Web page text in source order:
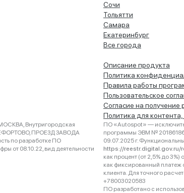
Сочи
Тольятти
Самара
Екатеринбург
Все города
Описание продукта
Политика
Правила работы
Пользовательское
Согласие на получение
Политика для
Внутригородская
ПРОЕЗД ЗАВОДА
по разработке ПО
от 08.10.22, вид деятельности
ПО «Autospot» —
программы ЭВМ №
09.07.2025 г.
https://
как процент (от 2,5% до
как фиксированный платеж
клиента. Для точного
+78003020583
ПО разработано с